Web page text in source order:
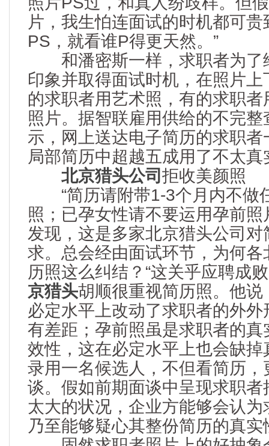
片，我生怕连面试的时机都可
PS，就看谁P得更天然。”
和潘密斯一样，求职者为了
印象并取得面试时机，在照片
的求职者用艺术照，有的求职
照片。据智联雇用供给的不完
示，网上送达电子简历的求职
局部简历中超越五成用了不太
北京猎头公司拒收美颜照
“简历请附带1-3个月内不做
照；已孕女性请不要运用孕前照
发现，这是多家北京猎头公司
求。总会经由面试环节，为何
历照这么纠结？“这关乎应聘成
京猎头胡顺很重视简历照。他
必定水平上改动了求职者的外
有差距；孕前照虽是求职者的
效性，这在必定水平上也会缺
录用一名候选人，不但看简历
谈。假如前期面谈中呈现求职
太大的状况，企业方能够会认
乃至能够疑心其整份简历的真实